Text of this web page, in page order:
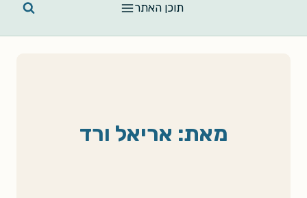
תוכן האתר
מאת: אריאל ורד